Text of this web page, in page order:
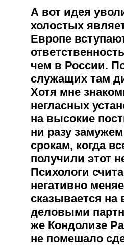
А вот идея
холостых
Европе
чем в России.
служащих там
Хотя мне
негласных
на высокие
ни разу
срокам, когда
получили этот
Психологи
негативно
сказывается на
деловыми
же Кондолизе
не помешало